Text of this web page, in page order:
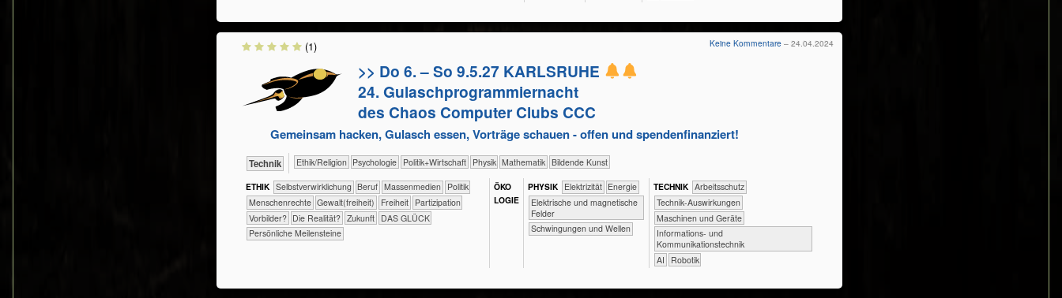
>> Do 6. – So 9.5.27 KARLSRUHE
24. Gulaschprogrammiernacht
des Chaos Computer Clubs CCC
Gemeinsam hacken, Gulasch essen, Vorträge schauen - offen und spendenfinanziert!
​Technik ​​​​​​​​​​Ethik/​Religion ​​​​​​​​​​Psychologie ​​​​​​​​​Politik+​Wirtschaft ​​​​​​​Physik ​​​​​​Mathematik Bildende Kunst
ETHIK ​​​​​​​​​​​​​​​​​​​​​​​​​​​​​​​​​​​​​​​​Selbst­verwirklichung ​​​​​​​​​​​​​​​Beruf ​​​​​​​​​Massenmedien ​​​​​​​​​Politik
​​​​​​​Menschenrechte ​​​​Gewalt(freiheit) ​​​Freiheit ​​​Partizipation
​​Vorbilder? ​Die Realität? ​Zukunft DAS GLÜCK
Persönliche Meilensteine
ÖKO​
LOGIE
PHY​SIK ​​​Elektrizität ​​Energie
​Elektrische und magnetische
Felder
​Schwingungen und Wellen
TECH​NIK ​​​​​​Arbeitsschutz
​​​​​​Technik-Auswirkungen
​​​​Maschinen und Geräte
​​​Informations- und
Kommunikationstechnik
​​AI
Robotik
Keine Kommentare – 24.04.2024
(1)